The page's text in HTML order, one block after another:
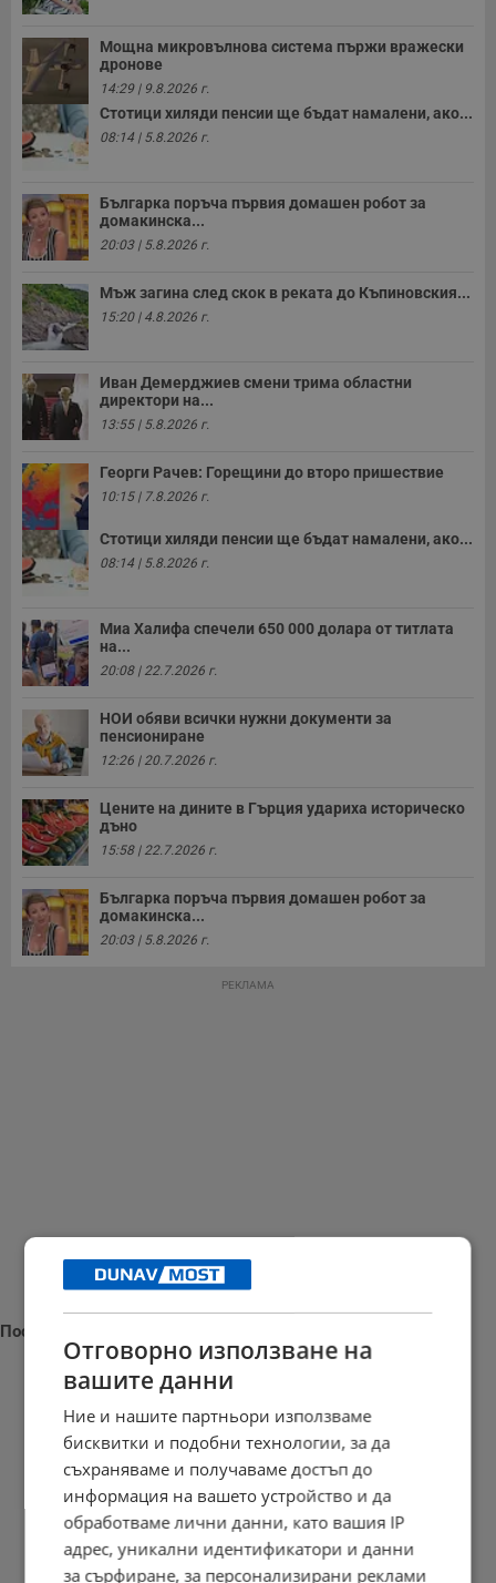
Мощна микровълнова система пържи вражески
дронове
14:29 | 9.8.2026 г.
Стотици хиляди пенсии ще бъдат намалени, ако...
08:14 | 5.8.2026 г.
Българка поръча първия домашен робот за
домакинска...
20:03 | 5.8.2026 г.
Мъж загина след скок в реката до Къпиновския...
15:20 | 4.8.2026 г.
Иван Демерджиев смени трима областни
директори на...
13:55 | 5.8.2026 г.
Георги Рачев: Горещини до второ пришествие
10:15 | 7.8.2026 г.
Стотици хиляди пенсии ще бъдат намалени, ако...
08:14 | 5.8.2026 г.
Миа Халифа спечели 650 000 долара от титлата
на...
20:08 | 22.7.2026 г.
НОИ обяви всички нужни документи за
пенсиониране
12:26 | 20.7.2026 г.
Цените на дините в Гърция удариха историческо
дъно
15:58 | 22.7.2026 г.
Българка поръча първия домашен робот за
домакинска...
20:03 | 5.8.2026 г.
РЕКЛАМА
Последни новини
Седмичен хороскоп за 10 - 16 август 2026
21:05 | 9.8.2026 г.
Дневен хороскоп за 10 август 2026 година
Отговорно използване на
вашите данни
Ние и нашите партньори използваме
бисквитки и подобни технологии, за да
съхраняваме и получаваме достъп до
информация на вашето устройство и да
обработваме лични данни, като вашия IP
адрес, уникални идентификатори и данни
за сърфиране, за персонализирани реклами